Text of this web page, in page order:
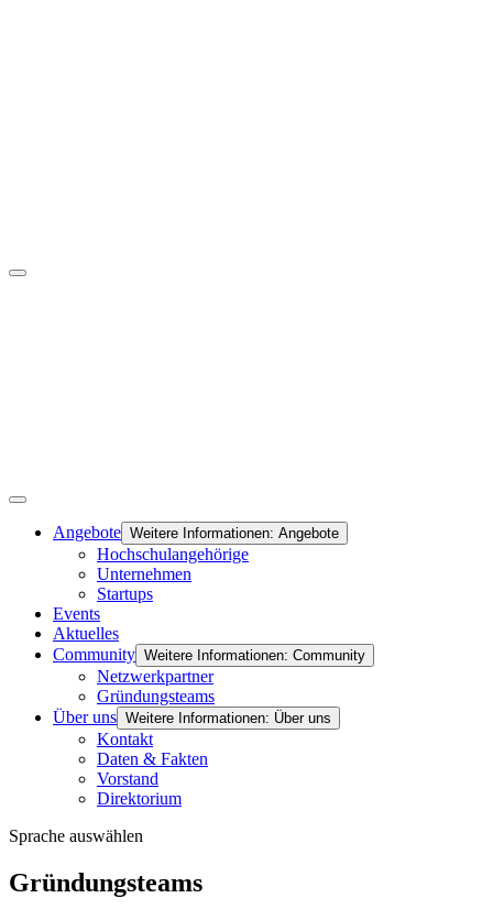
Angebote Weitere Informationen: Angebote
Hochschulangehörige
Unternehmen
Startups
Events
Aktuelles
Community Weitere Informationen: Community
Netzwerkpartner
Gründungsteams
Über uns Weitere Informationen: Über uns
Kontakt
Daten & Fakten
Vorstand
Direktorium
Sprache auswählen
Gründungsteams